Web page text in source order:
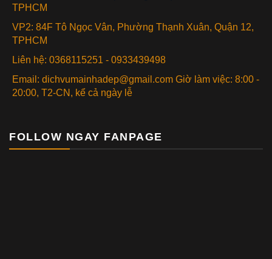
TPHCM
VP2: 84F Tô Ngọc Vân, Phường Thạnh Xuân, Quận 12,
TPHCM
Liên hệ: 0368115251 - 0933439498
Email: dichvumainhadep@gmail.com Giờ làm việc: 8:00 -
20:00, T2-CN, kể cả ngày lễ
FOLLOW NGAY FANPAGE